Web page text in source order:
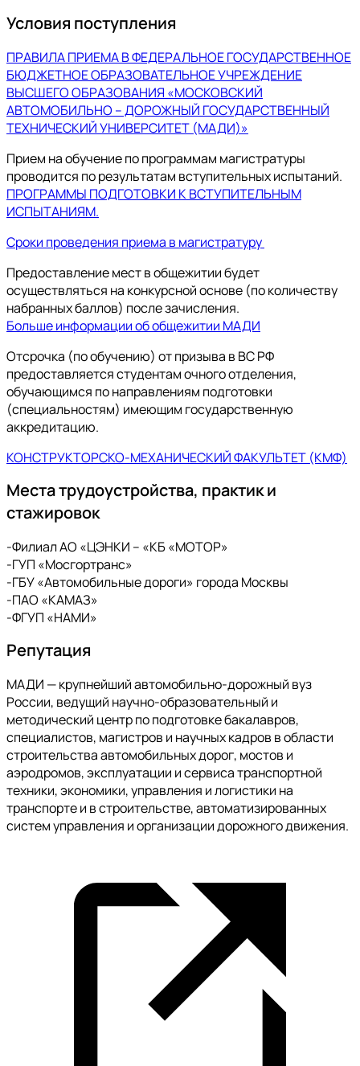
Условия поступления
ПРАВИЛА ПРИЕМА В ФЕДЕРАЛЬНОЕ ГОСУДАРСТВЕННОЕ
БЮДЖЕТНОЕ ОБРАЗОВАТЕЛЬНОЕ УЧРЕЖДЕНИЕ
ВЫСШЕГО ОБРАЗОВАНИЯ «МОСКОВСКИЙ
АВТОМОБИЛЬНО – ДОРОЖНЫЙ ГОСУДАРСТВЕННЫЙ
ТЕХНИЧЕСКИЙ УНИВЕРСИТЕТ (МАДИ)»
Прием на обучение по программам магистратуры
проводится по результатам вступительных испытаний.
ПРОГРАММЫ ПОДГОТОВКИ К ВСТУПИТЕЛЬНЫМ
ИСПЫТАНИЯМ.
Сроки проведения приема в магистратуру
Предоставление мест в общежитии будет
осуществляться на конкурсной основе (по количеству
набранных баллов) после зачисления.
Больше информации об общежитии МАДИ
Отсрочка (по обучению) от призыва в ВС РФ
предоставляется студентам очного отделения,
обучающимся по направлениям подготовки
(специальностям) имеющим государственную
аккредитацию.
КОНСТРУКТОРСКО-МЕХАНИЧЕСКИЙ ФАКУЛЬТЕТ (КМФ)
Места трудоустройства, практик и
стажировок
-Филиал АО «ЦЭНКИ – «КБ «МОТОР»
-ГУП «Мосгортранс»
-ГБУ «Автомобильные дороги» города Москвы
-ПАО «КАМАЗ»
-ФГУП «НАМИ»
Репутация
МАДИ — крупнейший автомобильно-дорожный вуз
России, ведущий научно-образовательный и
методический центр по подготовке бакалавров,
специалистов, магистров и научных кадров в области
строительства автомобильных дорог, мостов и
аэродромов, эксплуатации и сервиса транспортной
техники, экономики, управления и логистики на
транспорте и в строительстве, автоматизированных
систем управления и организации дорожного движения.